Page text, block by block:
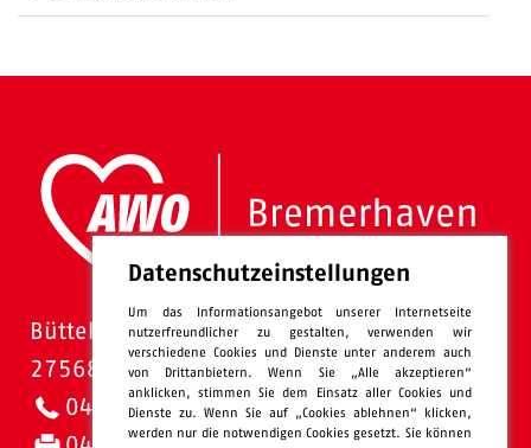
Bütteler Straße 1
27568 Bremerhaven
0471 - 95 47-0
Datenschutzeinstellungen
Um das Informationsangebot unserer Internetseite
nutzerfreundlicher zu gestalten, verwenden wir
verschiedene Cookies und Dienste unter anderem auch
von Drittanbietern. Wenn Sie „Alle akzeptieren“
anklicken, stimmen Sie dem Einsatz aller Cookies und
Dienste zu. Wenn Sie auf „Cookies ablehnen“ klicken,
werden nur die notwendigen Cookies gesetzt. Sie können